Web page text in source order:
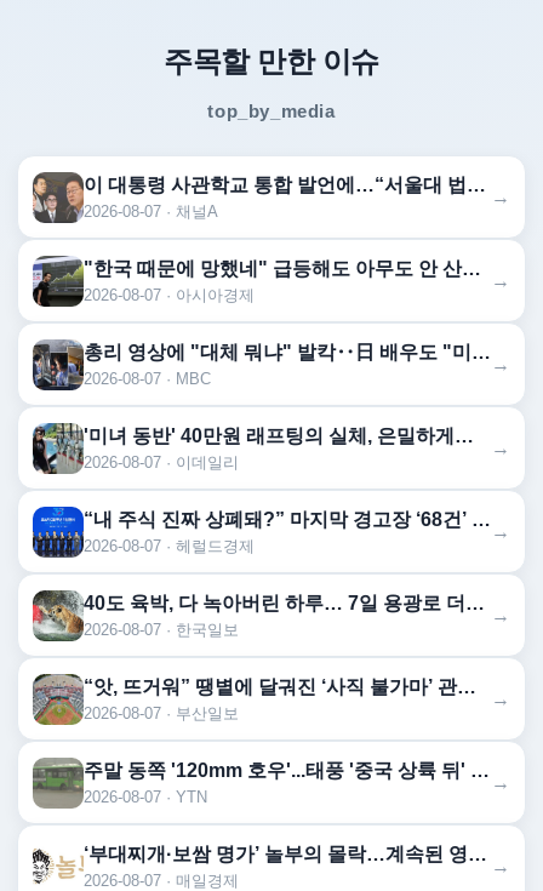
주목할 만한 이슈
top_by_media
이 대통령 사관학교 통합 발언에…“서울대 법대·충암고도 없애나”
2026-08-07 · 채널A
→
"한국 때문에 망했네" 급등해도 아무도 안 산다…코스피 따라 출렁이는 日증시
2026-08-07 · 아시아경제
→
총리 영상에 "대체 뭐냐" 발칵‥日 배우도 "미친 짓"
2026-08-07 · MBC
→
'미녀 동반' 40만원 래프팅의 실체, 은밀하게…[중국나라]
2026-08-07 · 이데일리
→
“내 주식 진짜 상폐돼?” 마지막 경고장 ‘68건’ 무더기 속출…주주들도 조마조마 [투자360]
2026-08-07 · 헤럴드경제
→
40도 육박, 다 녹아버린 하루… 7일 용광로 더위 절정 찍는다
2026-08-07 · 한국일보
→
“앗, 뜨거워” 땡볕에 달궈진 ‘사직 불가마’ 관중석 무려 70도
2026-08-07 · 부산일보
→
주말 동쪽 '120mm 호우'...태풍 '중국 상륙 뒤' 변수
2026-08-07 · YTN
→
‘부대찌개·보쌈 명가’ 놀부의 몰락…계속된 영업적자에 기업회생 신청
2026-08-07 · 매일경제
→